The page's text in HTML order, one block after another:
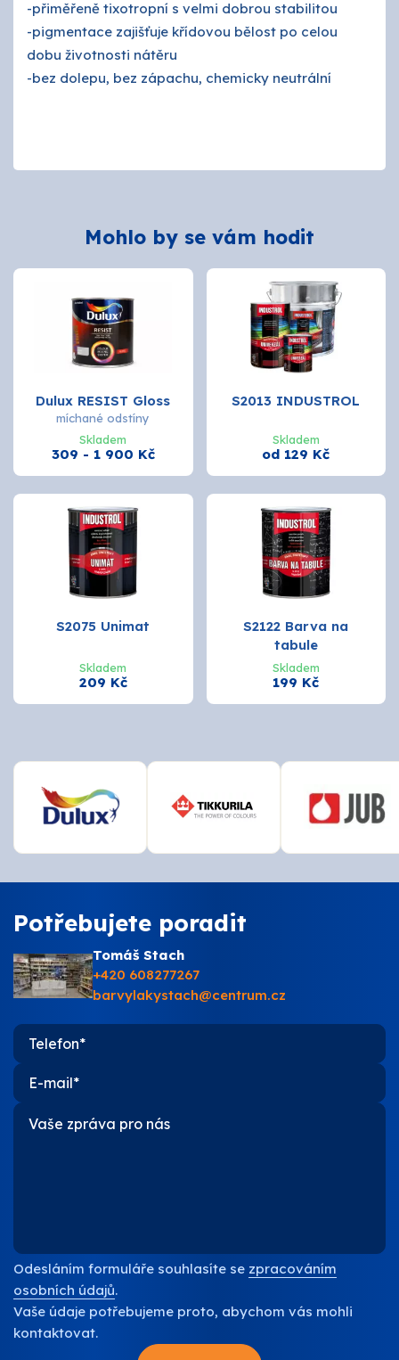
-přiměřeně tixotropní s velmi dobrou stabilitou
-pigmentace zajišťuje křídovou bělost po celou
dobu životnosti nátěru
-bez dolepu, bez zápachu, chemicky neutrální
Mohlo by se vám hodit
Dulux RESIST Gloss
míchané odstíny
Skladem
309 - 1 900 Kč
S2013 INDUSTROL
Skladem
od 129 Kč
S2075 Unimat
Skladem
209 Kč
S2122 Barva na
tabule
Skladem
199 Kč
Potřebujete poradit
Tomáš Stach
+420 608277267
barvylakystach@centrum.cz
Odesláním formuláře souhlasíte se zpracováním
osobních údajů.
Vaše údaje potřebujeme proto, abychom vás mohli
kontaktovat.